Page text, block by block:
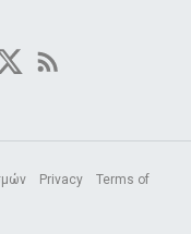
Privacy Terms of